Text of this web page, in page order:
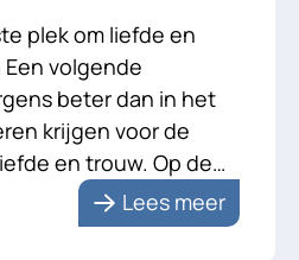
plek om liefde en
volgende
beter dan in het
krijgen voor de
en trouw. Op de
naar elkaar
jaar huwelijk zijn
Lees meer